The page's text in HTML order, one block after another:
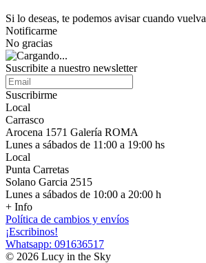
Si lo deseas, te podemos avisar cuando
Notificarme
No gracias
Suscribite a nuestro newsletter
Suscribirme
Local
Carrasco
Arocena 1571 Galería ROMA
Lunes a sábados de 11:00 a 19:00 hs
Local
Punta Carretas
Solano Garcia 2515
Lunes a sábados de 10:00 a 20:00 h
+ Info
Política de cambios y envíos
¡Escribinos!
Whatsapp: 091636517
© 2026 Lucy in the Sky